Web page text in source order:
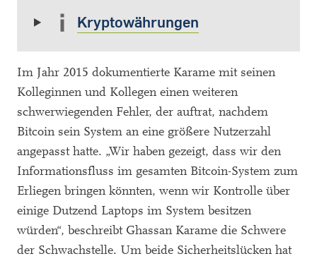
Kryptowährungen
Im Jahr 2015 dokumentierte Karame mit seinen
Kolleginnen und Kollegen einen weiteren
schwerwiegenden Fehler, der auftrat, nachdem
Bitcoin sein System an eine größere Nutzerzahl
angepasst hatte. „Wir haben gezeigt, dass wir den
Informationsfluss im gesamten Bitcoin-System zum
Erliegen bringen könnten, wenn wir Kontrolle über
einige Dutzend Laptops im System besitzen
würden“, beschreibt Ghassan Karame die Schwere
der Schwachstelle. Um beide Sicherheitslücken hat